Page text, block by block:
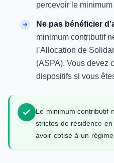
percevoir le
Ne pas bénéficier
minimum contributif
l’Allocation de
(ASPA). Vous devez
dispositifs si vous
Le minimum contributif
strictes de résidence
avoir cotisé à un